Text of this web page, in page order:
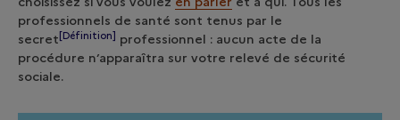
professionnels de santé sont tenus par le
secret [Définition]
professionnel : aucun acte de la
procédure n’apparaîtra sur votre relevé de sécurité
sociale.